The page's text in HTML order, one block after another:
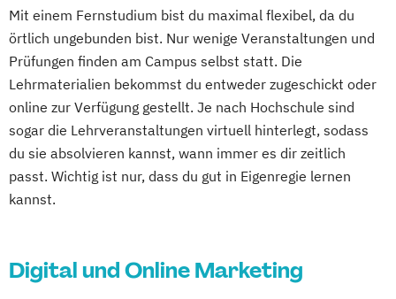
Mit einem Fernstudium bist du maximal flexibel, da du
örtlich ungebunden bist. Nur wenige Veranstaltungen und
Prüfungen finden am Campus selbst statt. Die
Lehrmaterialien bekommst du entweder zugeschickt oder
online zur Verfügung gestellt. Je nach Hochschule sind
sogar die Lehrveranstaltungen virtuell hinterlegt, sodass
du sie absolvieren kannst, wann immer es dir zeitlich
passt. Wichtig ist nur, dass du gut in Eigenregie lernen
kannst.
Digital und Online Marketing